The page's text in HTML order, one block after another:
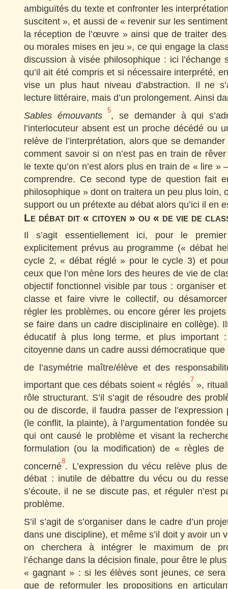
ambiguïtés du texte et confronter les
suscitent », et aussi de « revenir sur les
la réception de l’œuvre » ainsi que de traiter
ou morales mises en jeu », ce qui engage la
discussion à visée philosophique : ici l’échange
qu’il ait été compris et si nécessaire interprété,
vise un plus haut niveau d’abstraction. Il ne
lecture littéraire, mais d’un prolongement. Ainsi
Sables émouvants5, se demander à qui
l’interlocuteur absent est un proche décédé ou
relève de l’interprétation, alors que se
comment savoir si on n’est pas en train de
le texte qu’on n’est alors plus en train de « lire »
comprendre. Ce second type de question fait
philosophique » dont on traitera un peu plus loin,
support ou un prétexte au débat alors qu’ici il en
Le débat dit « citoyen » ou « de vie de
Il s’agit essentiellement ici, pour le
explicitement prévus au programme (« débat
cycle 2, « débat réglé » pour le cycle 3) et
ceux que l’on mène lors des heures de vie de
objectif fonctionnel visible par tous : organiser
classe et faire vivre le collectif, ou
régler les problèmes, ou encore gérer les
se faire dans un cadre disciplinaire en collège).
éducatif à plus long terme, et plus important
citoyenne dans un cadre aussi démocratique
de l’asymétrie maître/élève et des
important que ces débats soient « réglés7 »,
rôle structurant. S’il s’agit de résoudre des
ou de discorde, il faudra passer de l’expression
(le conflit, la plainte), à l’argumentation fondée
qui ont causé le problème et visant la
formulation (ou la modification) de « règles
concerné8. L’expression du vécu relève plus
débat : inutile de débattre du vécu ou du
s’écoute, il ne se discute pas, et réguler n’est
problème.
S’il s’agit de s’organiser dans le cadre d’un
dans une discipline), et même s’il doit y avoir un
on cherchera à intégrer le maximum de
l’échange dans la décision finale, pour être le
« gagnant » : si les élèves sont jeunes, ce sera
que de reformuler les propositions en